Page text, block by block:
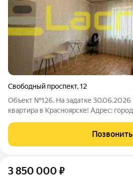
Свободный проспект,12
Объект №126. На задатке 30.06.2026 Продаётся уютная
квартира в Красноярске! Адрес: город Красноярск, район
надёжность) Основные
Количество комнат: две комнаты
Позвонить
3 850 000 ₽